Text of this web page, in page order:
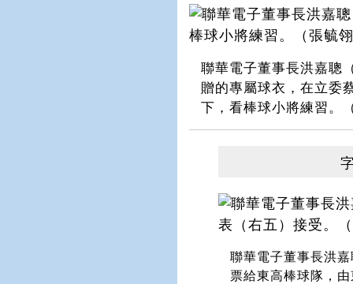
聯華電子董事長洪嘉聰
贈的專屬球衣，在立委
下，看棒球小將練習。
聯華電子董事長洪
票給東高棒球隊，